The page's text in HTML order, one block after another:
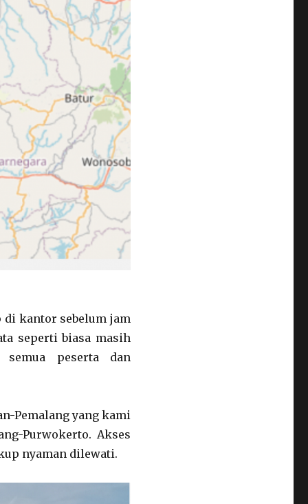
di kantor sebelum jam
seperti biasa masih
semua peserta dan
Pemalang yang kami
Purwokerto. Akses
nyaman dilewati.